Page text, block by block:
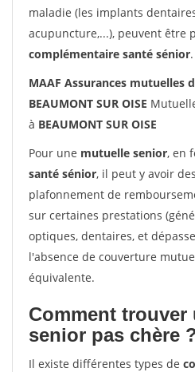
maladie (les implants
acupuncture,...), peuvent être
complémentaire santé sénior.
MAAF Assurances mutuelles
BEAUMONT SUR OISE
à BEAUMONT SUR OISE
Pour une mutuelle senior, en
santé sénior, il peut y avoir
plafonnement de
sur certaines prestations
optiques, dentaires, et
l'absence de couverture
équivalente.
Comment trouver
senior pas chère
Il existe différentes types de